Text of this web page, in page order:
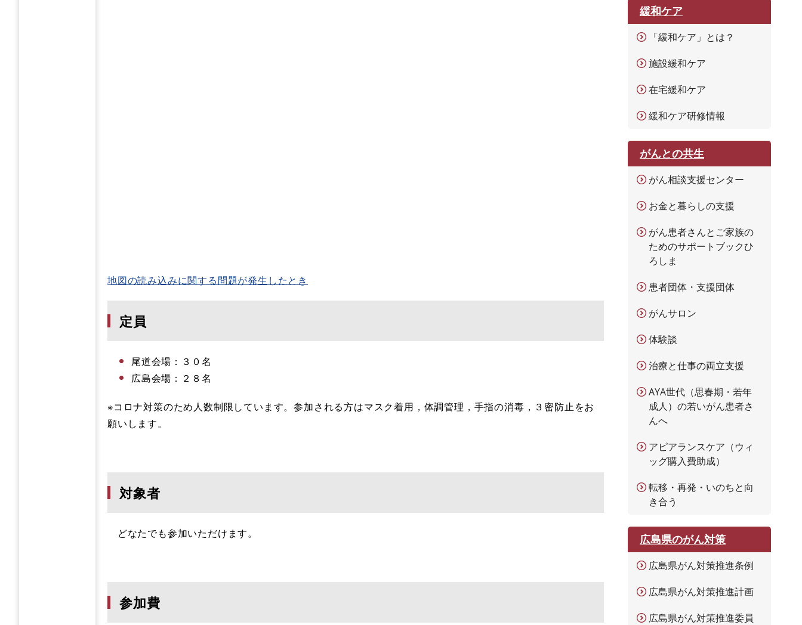
地図の読み込みに関する問題が発生したとき
定員
尾道会場：３０名
広島会場：２８名
※コロナ対策のため人数制限しています。参加される方はマスク着用，体調管理，手指の消毒，３密防止をお
願いします。
対象者
どなたでも参加いただけます。
参加費
緩和ケア
「緩和ケア」とは？
施設緩和ケア
在宅緩和ケア
緩和ケア研修情報
がんとの共生
がん相談支援センター
お金と暮らしの支援
がん患者さんとご家族の
ためのサポートブックひ
ろしま
患者団体・支援団体
がんサロン
体験談
治療と仕事の両立支援
AYA世代（思春期・若年
成人）の若いがん患者さ
んへ
アピアランスケア（ウィ
ッグ購入費助成）
転移・再発・いのちと向
き合う
広島県のがん対策
広島県がん対策推進条例
広島県がん対策推進計画
広島県がん対策推進委員